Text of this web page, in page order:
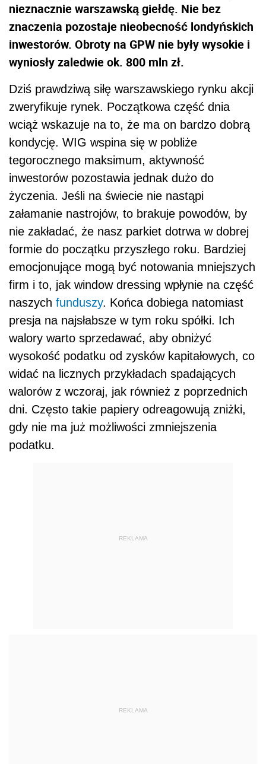
nieznacznie warszawską giełdę. Nie bez
znaczenia pozostaje nieobecność londyńskich
inwestorów. Obroty na GPW nie były wysokie i
wyniosły zaledwie ok. 800 mln zł.
Dziś prawdziwą siłę warszawskiego rynku akcji
zweryfikuje rynek. Początkowa część dnia
wciąż wskazuje na to, że ma on bardzo dobrą
kondycję. WIG wspina się w pobliże
tegorocznego maksimum, aktywność
inwestorów pozostawia jednak dużo do
życzenia. Jeśli na świecie nie nastąpi
załamanie nastrojów, to brakuje powodów, by
nie zakładać, że nasz parkiet dotrwa w dobrej
formie do początku przyszłego roku. Bardziej
emocjonujące mogą być notowania mniejszych
firm i to, jak window dressing wpłynie na część
naszych funduszy. Końca dobiega natomiast
presja na najsłabsze w tym roku spółki. Ich
walory warto sprzedawać, aby obniżyć
wysokość podatku od zysków kapitałowych, co
widać na licznych przykładach spadających
walorów z wczoraj, jak również z poprzednich
dni. Często takie papiery odreagowują zniżki,
gdy nie ma już możliwości zmniejszenia
podatku.
REKLAMA
REKLAMA